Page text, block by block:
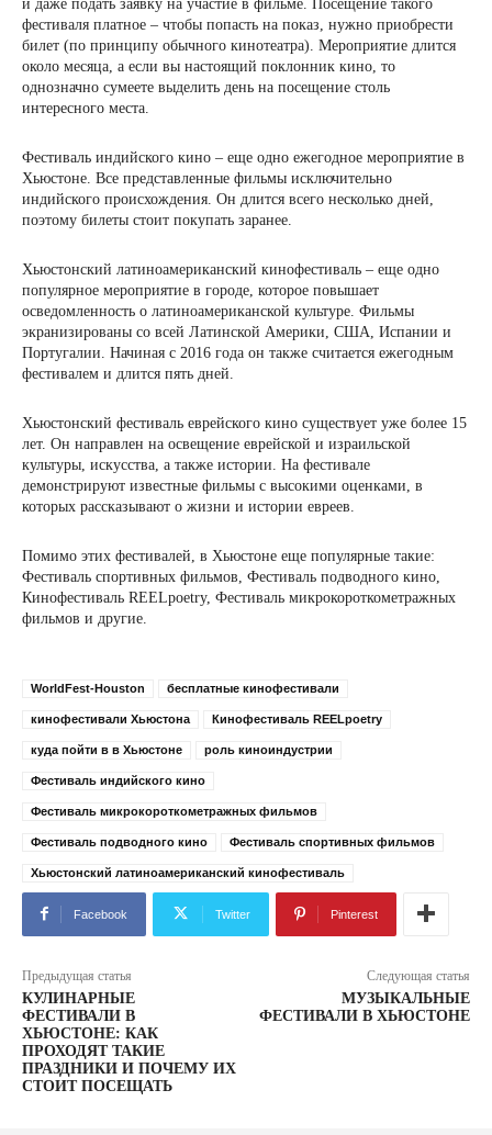
и даже подать заявку на участие в фильме. Посещение такого
фестиваля платное – чтобы попасть на показ, нужно приобрести
билет (по принципу обычного кинотеатра). Мероприятие длится
около месяца, а если вы настоящий поклонник кино, то
однозначно сумеете выделить день на посещение столь
интересного места.
Фестиваль индийского кино – еще одно ежегодное мероприятие в
Хьюстоне. Все представленные фильмы исключительно
индийского происхождения. Он длится всего несколько дней,
поэтому билеты стоит покупать заранее.
Хьюстонский латиноамериканский кинофестиваль – еще одно
популярное мероприятие в городе, которое повышает
осведомленность о латиноамериканской культуре. Фильмы
экранизированы со всей Латинской Америки, США, Испании и
Португалии. Начиная с 2016 года он также считается ежегодным
фестивалем и длится пять дней.
Хьюстонский фестиваль еврейского кино существует уже более 15
лет. Он направлен на освещение еврейской и израильской
культуры, искусства, а также истории. На фестивале
демонстрируют известные фильмы с высокими оценками, в
которых рассказывают о жизни и истории евреев.
Помимо этих фестивалей, в Хьюстоне еще популярные такие:
Фестиваль спортивных фильмов, Фестиваль подводного кино,
Кинофестиваль REELpoetry, Фестиваль микрокороткометражных
фильмов и другие.
WorldFest-Houston бесплатные кинофестивали
кинофестивали Хьюстона Кинофестиваль REELpoetry
куда пойти в в Хьюстоне роль киноиндустрии
Фестиваль индийского кино
Фестиваль микрокороткометражных фильмов
Фестиваль подводного кино Фестиваль спортивных фильмов
Хьюстонский латиноамериканский кинофестиваль
Facebook Twitter Pinterest
Предыдущая статья
КУЛИНАРНЫЕ
ФЕСТИВАЛИ В
ХЬЮСТОНЕ: КАК
ПРОХОДЯТ ТАКИЕ
ПРАЗДНИКИ И ПОЧЕМУ ИХ
СТОИТ ПОСЕЩАТЬ
Следующая статья
МУЗЫКАЛЬНЫЕ
ФЕСТИВАЛИ В ХЬЮСТОНЕ